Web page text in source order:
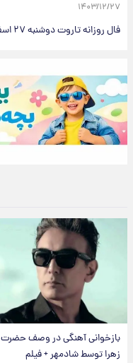
۱۴۰۳/۱۲/۲۷
فال روزانه تاروت دوشنبه ۲۷ اسفند
بازخوانی آهنگی در وصف حضرت
زهرا توسط شادمهر + فیلم